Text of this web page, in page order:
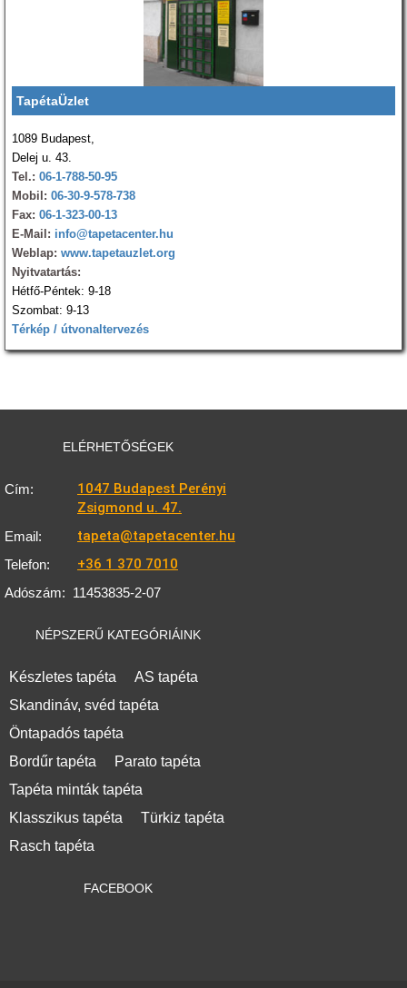
TapétaÜzlet
1089 Budapest,
Delej u. 43.
Tel.: 06-1-788-50-95
Mobil: 06-30-9-578-738
Fax: 06-1-323-00-13
E-Mail: info@tapetacenter.hu
Weblap: www.tapetauzlet.org
Nyitvatartás:
Hétfő-Péntek: 9-18
Szombat: 9-13
Térkép / útvonaltervezés
ELÉRHETŐSÉGEK
Cím:
1047 Budapest Perényi
Zsigmond u. 47.
Email: tapeta@tapetacenter.hu
Telefon: +36 1 370 7010
Adószám: 11453835-2-07
NÉPSZERŰ KATEGÓRIÁINK
Készletes tapéta
AS tapéta
Skandináv, svéd tapéta
Öntapadós tapéta
Bordűr tapéta
Parato tapéta
Tapéta minták tapéta
Klasszikus tapéta
Türkiz tapéta
Rasch tapéta
FACEBOOK